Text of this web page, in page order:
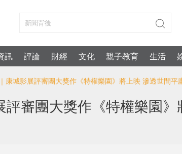
訊 評論 財經 文化 親子教育 生活
康城影展評審團大獎作《特權樂園》將上映 滲透世間平
評審團大獎作《特權樂園